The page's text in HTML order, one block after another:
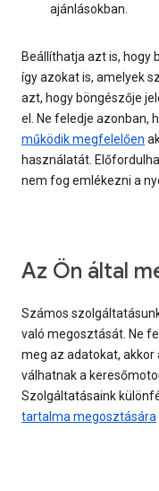
ajánlásokban.
Beállíthatja azt is, hogy
így azokat is, amelyek
azt, hogy böngészője
el. Ne feledje azonban,
működik megfelelően
használatát.
nem fog emlékezni a
Az Ön által
Számos
való megosztását. Ne
meg az adatokat, akkor
válhatnak a
Szolgáltatásaink
tartalma megosztására